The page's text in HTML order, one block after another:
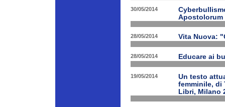
30/05/2014
Apostolorum
28/05/2014 Vita Nuova:
28/05/2014 Educare ai
19/05/2014
Un testo
femminile, di
Libri, Milano